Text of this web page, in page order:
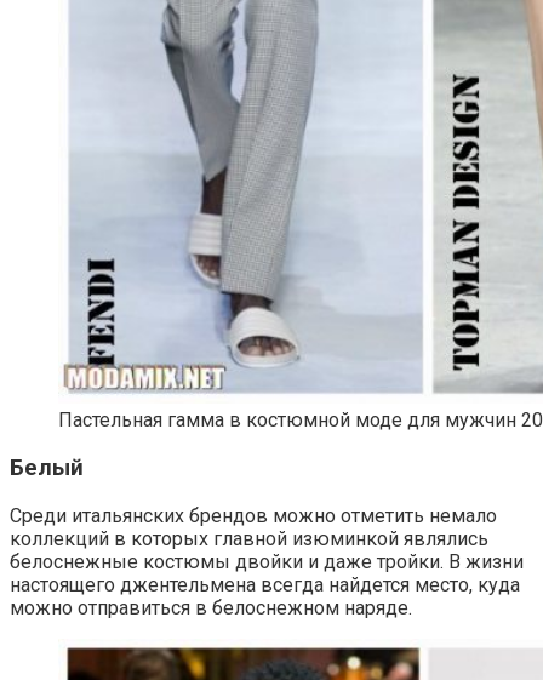
Пастельная гамма в костюмной моде для мужчин
Белый
Среди итальянских брендов можно отметить немало
коллекций в которых главной изюминкой являлись
белоснежные костюмы двойки и даже тройки. В жизни
настоящего джентельмена всегда найдется место, куда
можно отправиться в белоснежном наряде.